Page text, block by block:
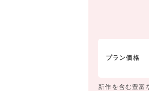
プラン価格
新作を含む豊富